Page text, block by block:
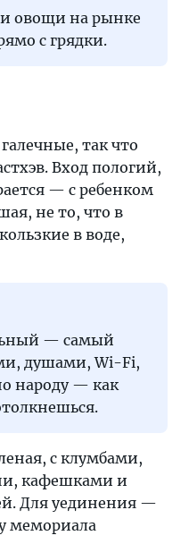
овощи на рынке
с грядки.
так что
Вход пологий,
— с ребенком
не то, что в
в воде,
— самый
душами, Wi-Fi,
народу — как
с клумбами,
кафешками и
Для уединения —
мемориала